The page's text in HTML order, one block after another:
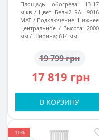
Площадь обогрева:
13-17
м.кв
Цвет: Белый RAL 9016
MAT
Подключение: Нижнее
центральное
Высота: 2000
мм
Ширина: 614 мм
19 799 грн
17 819 грн
В КОРЗИНУ
-10%